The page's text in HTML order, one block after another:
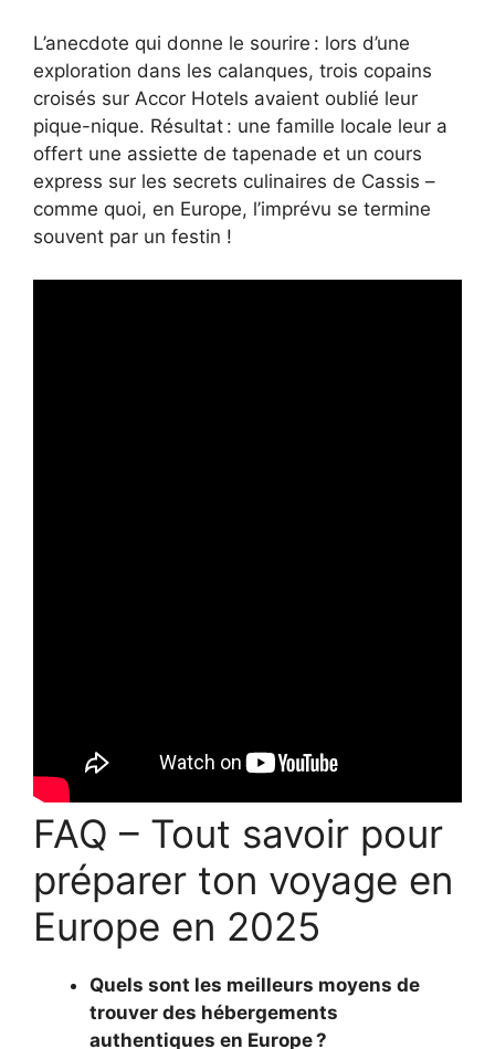
L’anecdote qui donne le sourire : lors d’une
exploration dans les calanques, trois copains
croisés sur Accor Hotels avaient oublié leur
pique-nique. Résultat : une famille locale leur a
offert une assiette de tapenade et un cours
express sur les secrets culinaires de Cassis –
comme quoi, en Europe, l’imprévu se termine
souvent par un festin !
FAQ – Tout savoir pour
préparer ton voyage en
Europe en 2025
Quels sont les meilleurs moyens de
trouver des hébergements
authentiques en Europe ?